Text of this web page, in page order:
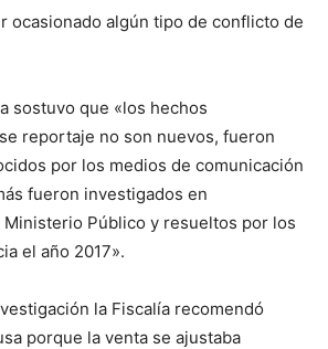
ocasionado algún tipo de conflicto de
sostuvo que «los hechos
reportaje no son nuevos, fueron
por los medios de comunicación
fueron investigados en
Público y resueltos por los
el año 2017».
la Fiscalía recomendó
porque la venta se ajustaba